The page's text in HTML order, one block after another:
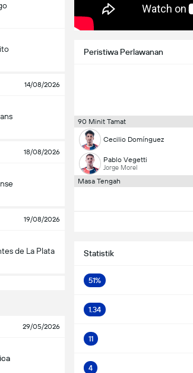
14/08/2026
18/08/2026
19/08/2026
de La Plata
29/05/2026
Peristiwa Perlawanan
90 Minit Tamat
Cecilio Domínguez
Pablo Vegetti
Jorge Morel
Masa Tengah
Statistik
51%
1.34
11
4